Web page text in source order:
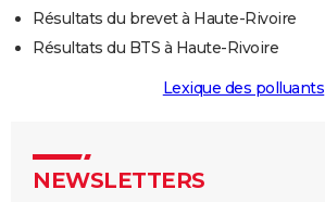
Résultats du brevet à Haute-Rivoire
Résultats du BTS à Haute-Rivoire
Lexique des polluants
NEWSLETTERS